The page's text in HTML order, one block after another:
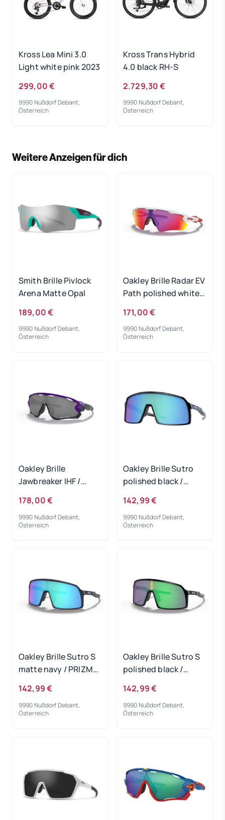
Kross Lea Mini 3.0
Light white pink 2023
299,00 €
9990 Nußdorf Debant,
Österreich
Kross Trans Hybrid
4.0 black RH-S
2.729,30 €
9990 Nußdorf Debant,
Österreich
Weitere Anzeigen für dich
Smith Brille Pivlock
Arena Matte Opal
189,00 €
9990 Nußdorf Debant,
Österreich
Oakley Brille Radar EV
Path polished white /
171,00 €
9990 Nußdorf Debant,
Österreich
Oakley Brille
Jawbreaker IHF /
178,00 €
9990 Nußdorf Debant,
Österreich
Oakley Brille Sutro
polished black /
142,99 €
9990 Nußdorf Debant,
Österreich
Oakley Brille Sutro S
matte navy / PRIZM
142,99 €
9990 Nußdorf Debant,
Österreich
Oakley Brille Sutro S
polished black /
142,99 €
9990 Nußdorf Debant,
Österreich